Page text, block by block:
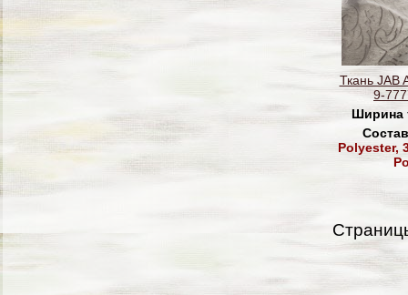
Ткань JAB
9-
Ширина
Polyester,